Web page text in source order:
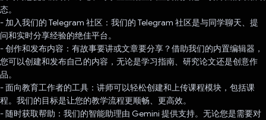
态。
- 加入我们的 Telegram 社区：我们的 Telegram 社区是与同学聊天、提
问和实时分享经验的绝佳平台。
- 创作和发布内容：有故事要讲或文章要分享？借助我们的内置编辑器，
您可以创建和发布自己的内容，无论是学习指南、研究论文还是创意作
品。
- 面向教育工作者的工具：讲师可以轻松创建和上传课程模块，包括课
程。我们的目标是让您的教学流程更顺畅、更高效。
- 随时获取帮助：我们的智能助理由 Gemini 提供支持。无论您是需要对